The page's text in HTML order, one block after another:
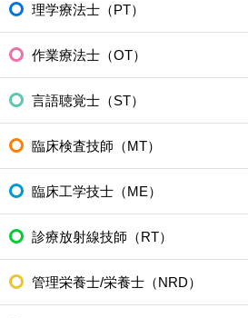
理学療法士（PT）
作業療法士（OT）
言語聴覚士（ST）
臨床検査技師（MT）
臨床工学技士（ME）
診療放射線技師（RT）
管理栄養士/栄養士（NRD）